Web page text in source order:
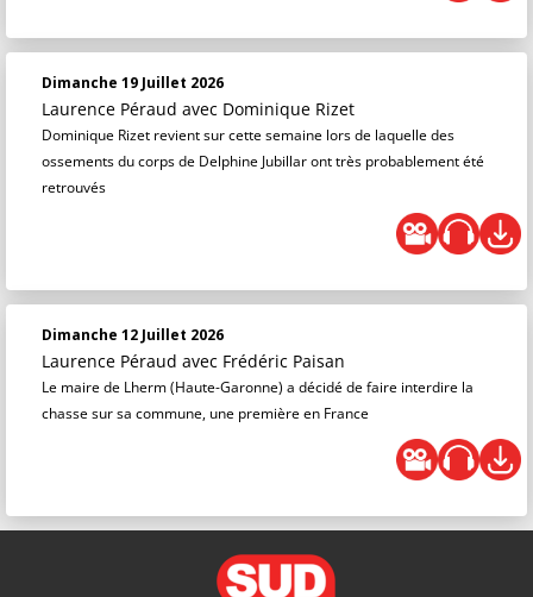
Dimanche 19 Juillet 2026
Laurence Péraud avec Dominique Rizet
Dominique Rizet revient sur cette semaine lors de laquelle des
ossements du corps de Delphine Jubillar ont très probablement été
retrouvés
Dimanche 12 Juillet 2026
Laurence Péraud avec Frédéric Paisan
Le maire de Lherm (Haute-Garonne) a décidé de faire interdire la
chasse sur sa commune, une première en France